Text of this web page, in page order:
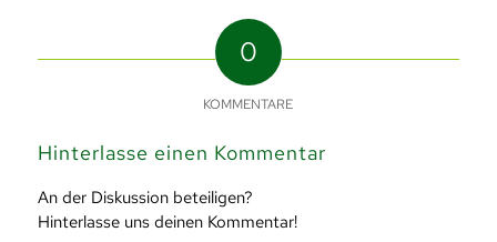
0
KOMMENTARE
Hinterlasse einen Kommentar
An der Diskussion beteiligen?
Hinterlasse uns deinen Kommentar!